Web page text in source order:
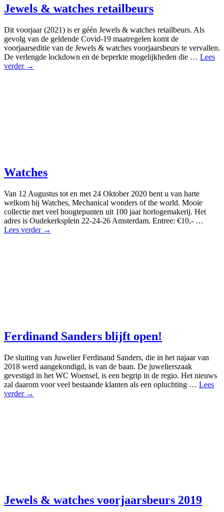
Jewels & watches retailbeurs
Dit voorjaar (2021) is er géén Jewels & watches retailbeurs. Als
gevolg van de geldende Covid-19 maatregelen komt de
voorjaarseditie van de Jewels & watches voorjaarsbeurs te vervallen.
De verlengde lockdown en de beperkte mogelijkheden die … Lees
verder →
Watches
Van 12 Augustus tot en met 24 Oktober 2020 bent u van harte
welkom bij Watches, Mechanical wonders of the world. Mooie
collectie met veel hoogtepunten uit 100 jaar horlogemakerij. Het
adres is Oudekerksplein 22-24-26 Amsterdam. Entree: €10,- …
Lees verder →
Ferdinand Sanders blijft open!
De sluiting van Juwelier Ferdinand Sanders, die in het najaar van
2018 werd aangekondigd, is van de baan. De juwelierszaak
gevestigd in het WC Woensel, is een begrip in de regio. Het nieuws
zal daarom voor veel bestaande klanten als een opluchting … Lees
verder →
Jewels & watches voorjaarsbeurs 2019